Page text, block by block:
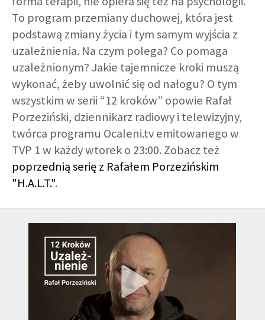
SKLEP
KSIĄŻKI
AUDIOBOOKI
GALERIA
DRUŻYNA
PARTNERZY
NEWSLETTER
DLA MEDIÓW
KULTURA ŚWIĘCI SEKS IN VITRO ADOPCJA
To program przemiany duchowej, która jest
podstawą zmiany życia i tym samym wyjścia z
uzależnienia. Na czym polega? Co pomaga
uzależnionym? Jakie tajemnicze kroki muszą
wykonać, żeby uwolnić się od nałogu? O tym
wszystkim w serii “12 kroków” opowie Rafał
Porzeziński, dziennikarz radiowy i telewizyjny,
twórca programu Ocaleni.tv emitowanego w
TVP 1 w każdy wtorek o 23:00. Zobacz też
poprzednią serię z Rafałem Porzezińskim
"H.A.L.T.".